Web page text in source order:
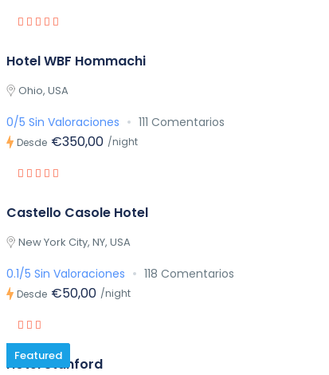
Hotel WBF Hommachi
Ohio, USA
0/5 Sin Valoraciones 111 Comentarios
Desde €350,00 /night
Castello Casole Hotel
New York City, NY, USA
0.1/5 Sin Valoraciones 118 Comentarios
Desde €50,00 /night
Featured
Hotel Stanford